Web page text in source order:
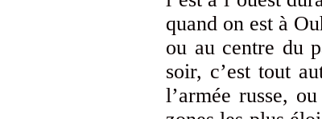
quand on est à
ou au centre du
soir, c’est tout
l’armée russe,